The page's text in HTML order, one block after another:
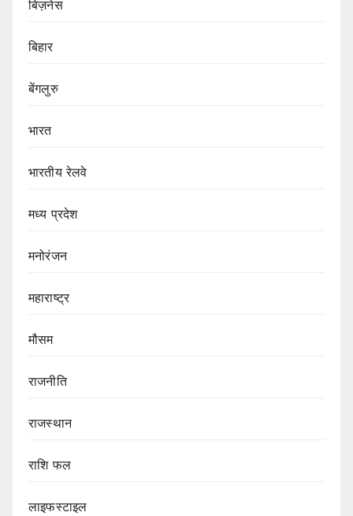
बिज़नेस
बिहार
बेंगलुरु
भारत
भारतीय रेलवे
मध्य प्रदेश
मनोरंजन
महाराष्ट्र
मौसम
राजनीति
राजस्थान
राशि फल
लाइफस्टाइल